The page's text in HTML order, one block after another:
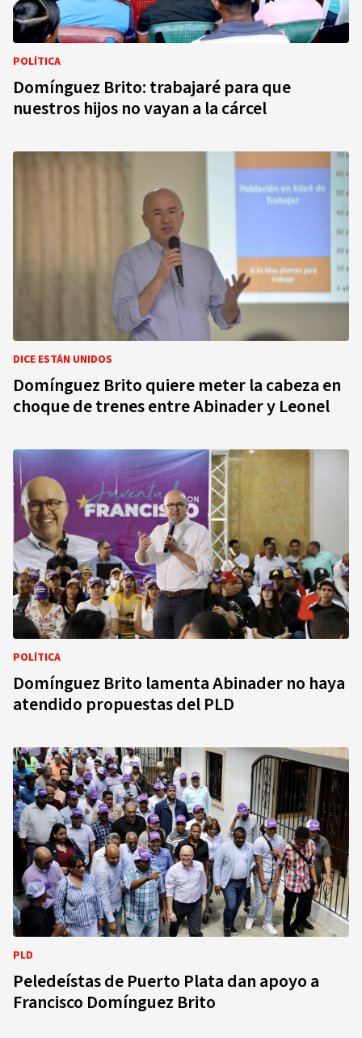
POLÍTICA
Domínguez Brito: trabajaré para que
nuestros hijos no vayan a la cárcel
DICE ESTÁN UNIDOS
Domínguez Brito quiere meter la cabeza en
choque de trenes entre Abinader y Leonel
POLÍTICA
Domínguez Brito lamenta Abinader no haya
atendido propuestas del PLD
PLD
Peledeístas de Puerto Plata dan apoyo a
Francisco Domínguez Brito